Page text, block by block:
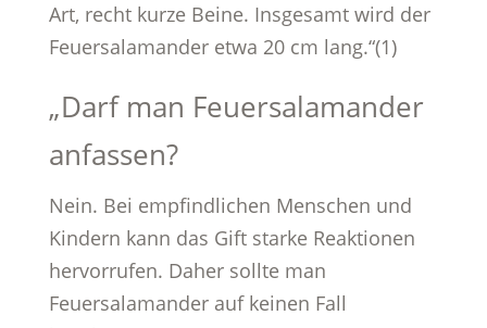
Art, recht kurze Beine. Insgesamt wird der
Feuersalamander etwa 20 cm lang.“(1)
„Darf man Feuersalamander
anfassen?
Nein. Bei empfindlichen Menschen und
Kindern kann das Gift starke Reaktionen
hervorrufen. Daher sollte man
Feuersalamander auf keinen Fall